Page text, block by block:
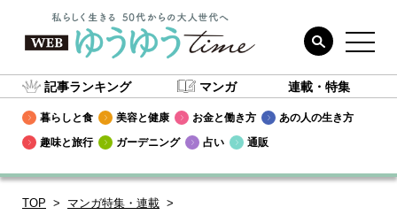
記事ランキング マンガ 連載・特集
暮らしと食 美容と健康 お金と働き方
あの人の生き方
趣味と旅行
ガーデニング 占い 通販
TOP
マンガ特集・連載